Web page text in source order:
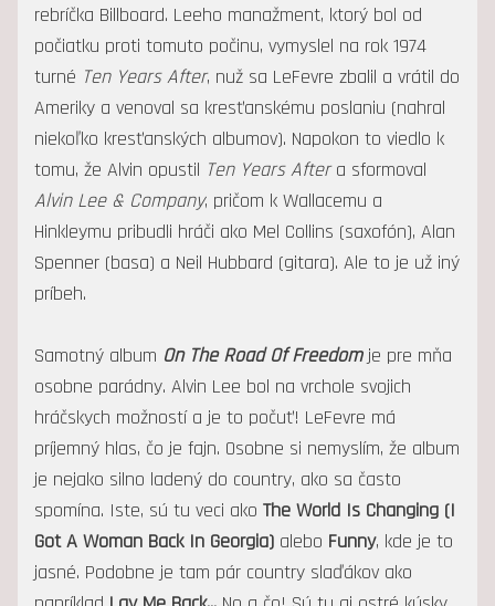
rebríčka Billboard. Leeho manažment, ktorý bol od
počiatku proti tomuto počinu, vymyslel na rok 1974
turné Ten Years After, nuž sa LeFevre zbalil a vrátil do
Ameriky a venoval sa kresťanskému poslaniu (nahral
niekoľko kresťanských albumov). Napokon to viedlo k
tomu, že Alvin opustil Ten Years Aftera sformoval
Alvin Lee & Company, pričom k Wallacemu a
Hinkleymu pribudli hráči ako Mel Collins (saxofón), Alan
Spenner (basa) a Neil Hubbard (gitara). Ale to je už iný
príbeh.
Samotný album On The Road Of Freedomje pre mňa
osobne parádny. Alvin Lee bol na vrchole svojich
hráčskych možností a je to počuť! LeFevre má
príjemný hlas, čo je fajn. Osobne si nemyslím, že album
je nejako silno ladený do country, ako sa často
spomína. Iste, sú tu veci ako The World Is Changing (I
Got A Woman Back In Georgia)alebo Funny, kde je to
jasné. Podobne je tam pár country slaďákov ako